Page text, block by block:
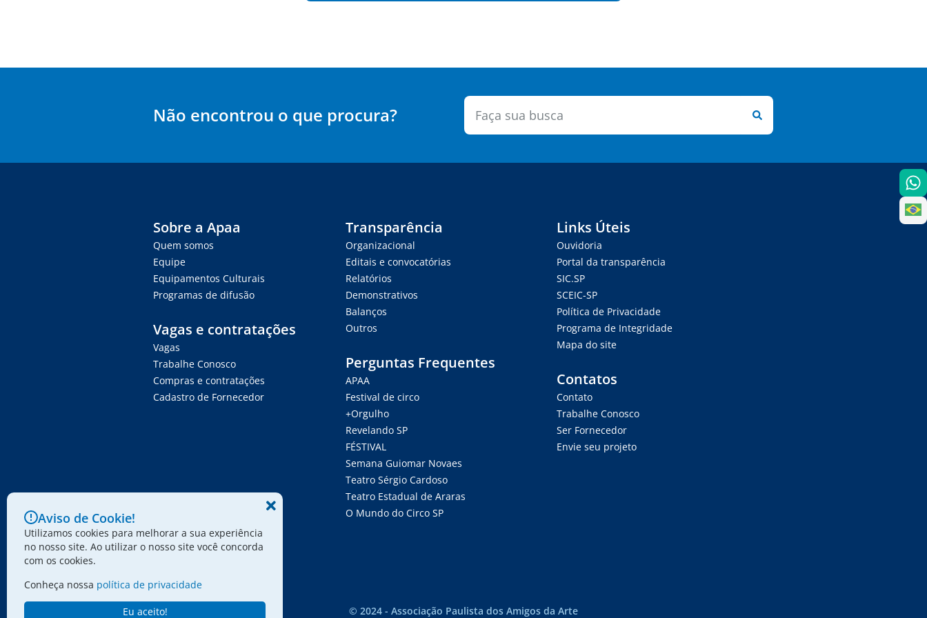
Não encontrou o que procura?
Sobre a Apaa
Quem somos
Equipe
Equipamentos Culturais
Programas de difusão
Vagas e contratações
Vagas
Trabalhe Conosco
Compras e contratações
Cadastro de Fornecedor
Transparência
Organizacional
Editais e convocatórias
Relatórios
Demonstrativos
Balanços
Outros
Perguntas Frequentes
APAA
Festival de circo
+Orgulho
Revelando SP
FÉSTIVAL
Semana Guiomar Novaes
Teatro Sérgio Cardoso
Teatro Estadual de Araras
O Mundo do Circo SP
Links Úteis
Ouvidoria
Portal da transparência
SIC.SP
SCEIC-SP
Política de Privacidade
Programa de Integridade
Mapa do site
Contatos
Contato
Trabalhe Conosco
Ser Fornecedor
Envie seu projeto
© 2024 - Associação Paulista dos Amigos da Arte
Aviso de Cookie!
Utilizamos cookies para melhorar a sua experiência
no nosso site. Ao utilizar o nosso site você concorda
com os cookies.
Conheça nossa política de privacidade
Eu aceito!